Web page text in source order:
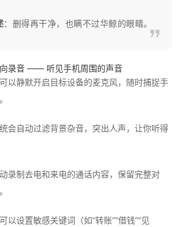
：删得再干净，也瞒不过华鲸的眼睛。
录音 —— 听见手机周围的声音
以静默开启目标设备的麦克风，随时捕捉手
会自动过滤背景杂音，突出人声，让你听得
录制去电和来电的通话内容，保留完整对
以设置敏感关键词（如“转账”“借钱”“见